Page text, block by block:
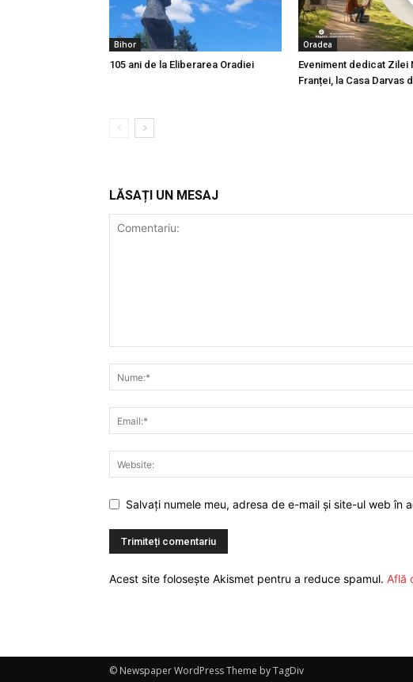
Bihor
105 ani de la Eliberarea Oradiei
Oradea
Eveniment dedicat Zilei
Franței, la Casa Darvas
LĂSAȚI UN MESAJ
Salvați numele meu, adresa de e-mail și site-ul web
Acest site folosește Akismet pentru a reduce spamul. Află
© Newspaper WordPress Theme by TagDiv